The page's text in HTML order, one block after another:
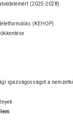
(2025-2028)
(KEHOP)
igazságosságot a